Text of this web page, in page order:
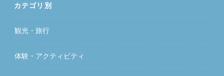
カテゴリ別
観光・旅行
体験・アクティビティ